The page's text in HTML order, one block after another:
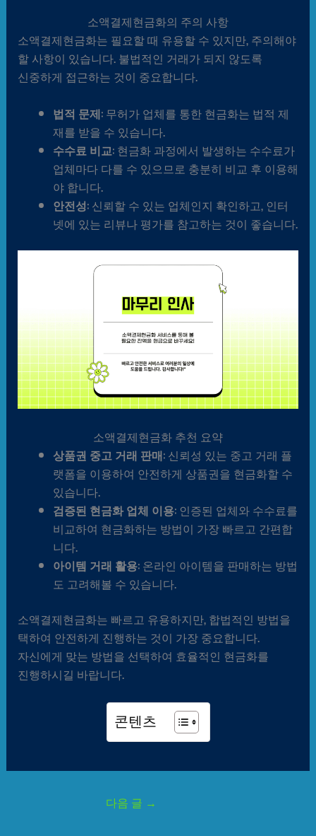
소액결제현금화의 주의 사항
소액결제현금화는 필요할 때 유용할 수 있지만, 주의해야
할 사항이 있습니다. 불법적인 거래가 되지 않도록
신중하게 접근하는 것이 중요합니다.
법적 문제: 무허가 업체를 통한 현금화는 법적 제
재를 받을 수 있습니다.
수수료 비교: 현금화 과정에서 발생하는 수수료가
업체마다 다를 수 있으므로 충분히 비교 후 이용해
야 합니다.
안전성: 신뢰할 수 있는 업체인지 확인하고, 인터
넷에 있는 리뷰나 평가를 참고하는 것이 좋습니다.
소액결제현금화 추천 요약
상품권 중고 거래 판매: 신뢰성 있는 중고 거래 플
랫폼을 이용하여 안전하게 상품권을 현금화할 수
있습니다.
검증된 현금화 업체 이용: 인증된 업체와 수수료를
비교하여 현금화하는 방법이 가장 빠르고 간편합
니다.
아이템 거래 활용: 온라인 아이템을 판매하는 방법
도 고려해볼 수 있습니다.
소액결제현금화는 빠르고 유용하지만, 합법적인 방법을
택하여 안전하게 진행하는 것이 가장 중요합니다.
자신에게 맞는 방법을 선택하여 효율적인 현금화를
진행하시길 바랍니다.
콘텐츠
다음 글 →